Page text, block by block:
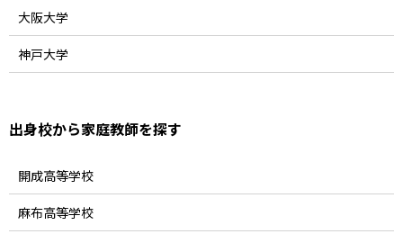
大阪大学
神戸大学
出身校から家庭教師を探す
開成高等学校
麻布高等学校